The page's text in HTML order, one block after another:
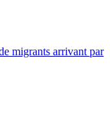
migrants arrivant par